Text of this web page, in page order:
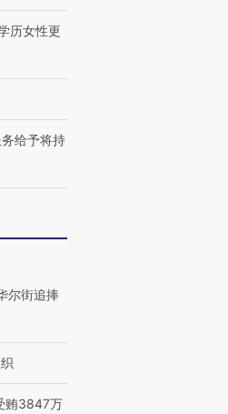
历女性更
给予将持
尔街追捧
贿3847万